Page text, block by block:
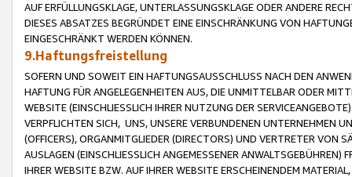
AUF ERFÜLLUNGSKLAGE, UNTERLASSUNGSKLAGE ODER ANDERE
DIESES ABSATZES BEGRÜNDET EINE EINSCHRÄNKUNG VON
EINGESCHRÄNKT WERDEN KÖNNEN.
9.Haftungsfreistellung
SOFERN UND SOWEIT EIN HAFTUNGSAUSSCHLUSS NACH DEN
HAFTUNG FÜR ANGELEGENHEITEN AUS, DIE UNMITTELBAR ODER
WEBSITE (EINSCHLIESSLICH IHRER NUTZUNG DER
VERPFLICHTEN SICH, UNS, UNSERE VERBUNDENEN UNTERNEHMEN
(OFFICERS), ORGANMITGLIEDER (DIRECTORS) UND VERTRETER VON
AUSLAGEN (EINSCHLIESSLICH ANGEMESSENER
IHRER WEBSITE BZW. AUF IHRER WEBSITE ERSCHEINENDEM